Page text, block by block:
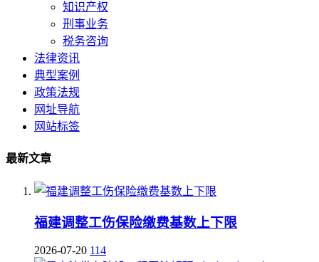
知识产权
刑事业务
税务咨询
法律资讯
典型案例
政策法规
网址导航
网站标签
最新文章
福建调整工伤保险缴费基数上下限
2026-07-20 114